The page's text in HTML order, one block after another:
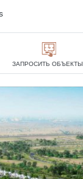
ЗАПРОСИТЬ ОБЪЕКТЫ